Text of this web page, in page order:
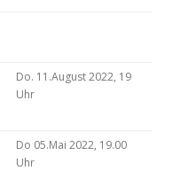
Do. 11.August 2022, 19
Uhr
Do 05.Mai 2022, 19.00
Uhr